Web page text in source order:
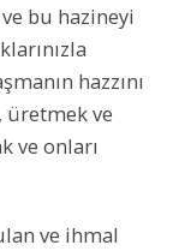
bu hazineyi
hazzını
üretmek ve
ve onları
ve ihmal